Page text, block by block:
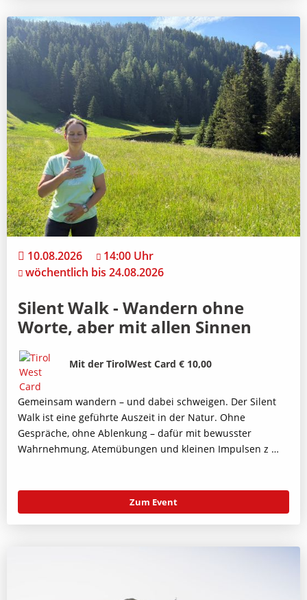
10.08.2026
14:00 Uhr
wöchentlich bis 24.08.2026
Silent Walk - Wandern ohne
Worte, aber mit allen Sinnen
Bild
Beschreibung
Mit der TirolWest Card € 10,00
Gemeinsam wandern – und dabei schweigen. Der Silent
Walk ist eine geführte Auszeit in der Natur. Ohne
Gespräche, ohne Ablenkung – dafür mit bewusster
Wahrnehmung, Atemübungen und kleinen Impulsen z …
Zum Event